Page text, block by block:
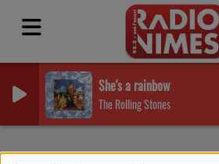
She's a rainbow
The Rolling Stones